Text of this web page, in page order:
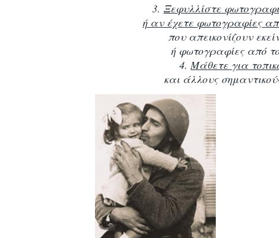
3. Ξεφυλλίστε
ή αν έχετε φωτογραφίες
που απεικονίζουν
ή φωτογραφίες από
4. Μάθετε για
και άλλους